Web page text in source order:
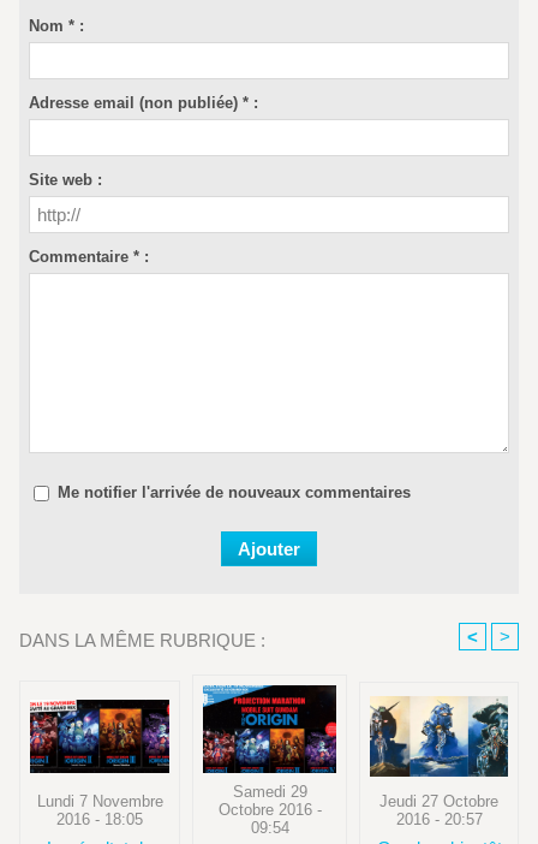
Nom * :
Adresse email (non publiée) * :
Site web :
Commentaire * :
Me notifier l'arrivée de nouveaux commentaires
DANS LA MÊME RUBRIQUE : < >
Lundi 7 Novembre
2016 - 18:05
Samedi 29
Octobre 2016 -
09:54
Jeudi 27 Octobre
2016 - 20:57